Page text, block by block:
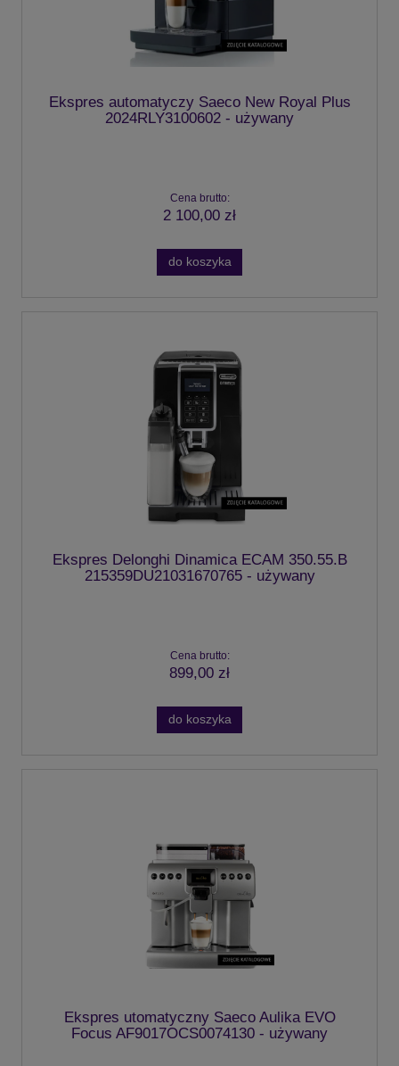
Ekspres automatyczy Saeco New Royal Plus
2024RLY3100602 - używany
Cena brutto:
2 100,00 zł
do koszyka
Ekspres Delonghi Dinamica ECAM 350.55.B
215359DU21031670765 - używany
Cena brutto:
899,00 zł
do koszyka
Ekspres utomatyczny Saeco Aulika EVO
Focus AF9017OCS0074130 - używany